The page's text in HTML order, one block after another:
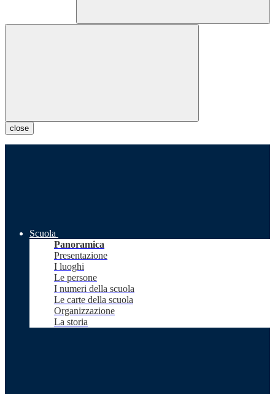
close
Scuola
Panoramica
Presentazione
I luoghi
Le persone
I numeri della scuola
Le carte della scuola
Organizzazione
La storia